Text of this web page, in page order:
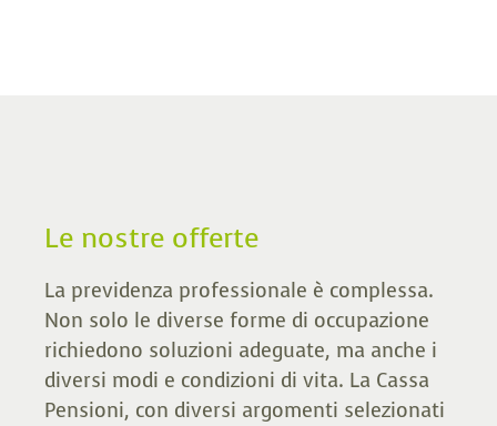
Le nostre offerte
La previdenza professionale è complessa.
Non solo le diverse forme di occupazione
richiedono soluzioni adeguate, ma anche i
diversi modi e condizioni di vita. La Cassa
Pensioni, con diversi argomenti selezionati